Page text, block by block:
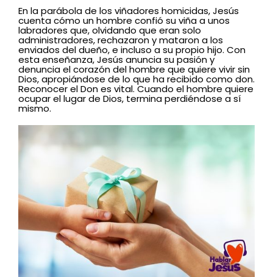
En la parábola de los viñadores homicidas, Jesús
cuenta cómo un hombre confió su viña a unos
labradores que, olvidando que eran solo
administradores, rechazaron y mataron a los
enviados del dueño, e incluso a su propio hijo. Con
esta enseñanza, Jesús anuncia su pasión y
denuncia el corazón del hombre que quiere vivir sin
Dios, apropiándose de lo que ha recibido como don.
Reconocer el Don es vital. Cuando el hombre quiere
ocupar el lugar de Dios, termina perdiéndose a sí
mismo.